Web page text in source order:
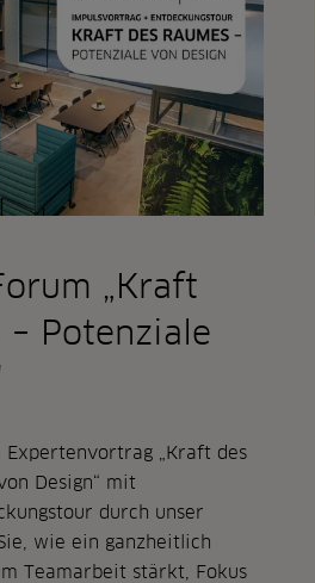
heute
wirklich
brauchen
„Kraft
– Potenziale
Expertenvortrag „Kraft des
Design“ mit
durch unser
wie ein ganzheitlich
Teamarbeit stärkt, Fokus